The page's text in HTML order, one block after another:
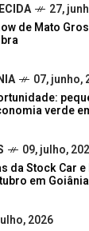
27,
de Mato
07, junho,
verde
09, julho,
da Stock Car
em Goiânia
2026